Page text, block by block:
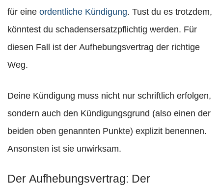
für eine ordentliche Kündigung. Tust du es trotzdem,
könntest du schadensersatzpflichtig werden. Für
diesen Fall ist der Aufhebungsvertrag der richtige
Weg.
Deine Kündigung muss nicht nur schriftlich erfolgen,
sondern auch den Kündigungsgrund (also einen der
beiden oben genannten Punkte) explizit benennen.
Ansonsten ist sie unwirksam.
Der Aufhebungsvertrag: Der